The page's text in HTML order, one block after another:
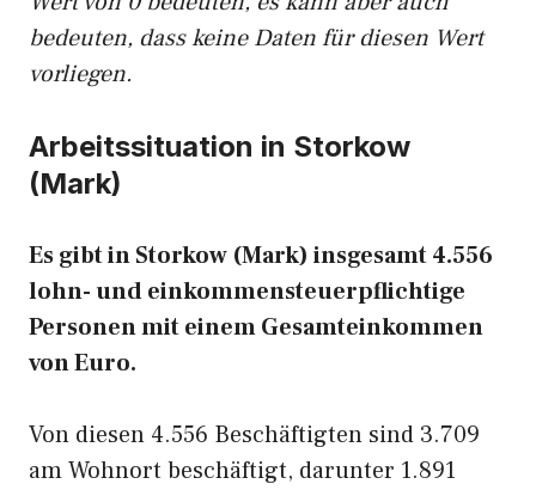
bedeuten, dass keine Daten für diesen Wert
vorliegen.
Arbeitssituation in Storkow
(Mark)
Es gibt in Storkow (Mark) insgesamt 4.556
lohn- und einkommensteuerpflichtige
Personen mit einem Gesamteinkommen
von Euro.
Von diesen 4.556 Beschäftigten sind 3.709
am Wohnort beschäftigt, darunter 1.891